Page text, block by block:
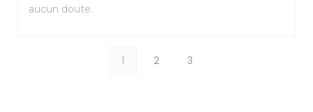
aucun doute.
1 2 3